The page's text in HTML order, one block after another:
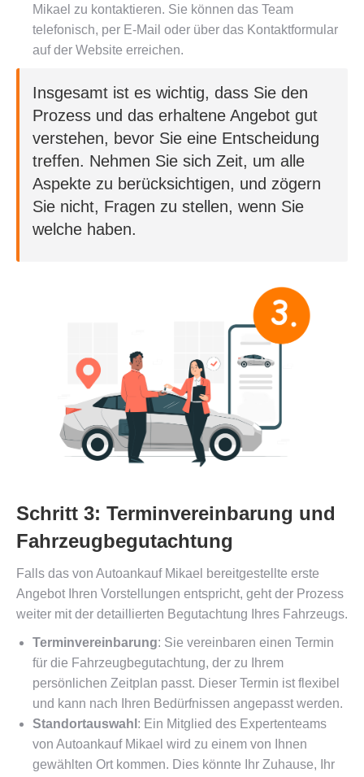
Mikael zu kontaktieren. Sie können das Team
telefonisch, per E-Mail oder über das Kontaktformular
auf der Website erreichen.
Insgesamt ist es wichtig, dass Sie den
Prozess und das erhaltene Angebot gut
verstehen, bevor Sie eine Entscheidung
treffen. Nehmen Sie sich Zeit, um alle
Aspekte zu berücksichtigen, und zögern
Sie nicht, Fragen zu stellen, wenn Sie
welche haben.
Schritt 3: Terminvereinbarung und
Fahrzeugbegutachtung
Falls das von Autoankauf Mikael bereitgestellte erste
Angebot Ihren Vorstellungen entspricht, geht der Prozess
weiter mit der detaillierten Begutachtung Ihres Fahrzeugs.
Terminvereinbarung: Sie vereinbaren einen Termin
für die Fahrzeugbegutachtung, der zu Ihrem
persönlichen Zeitplan passt. Dieser Termin ist flexibel
und kann nach Ihren Bedürfnissen angepasst werden.
Standortauswahl : Ein Mitglied des Expertenteams
von Autoankauf Mikael wird zu einem von Ihnen
gewählten Ort kommen. Dies könnte Ihr Zuhause, Ihr